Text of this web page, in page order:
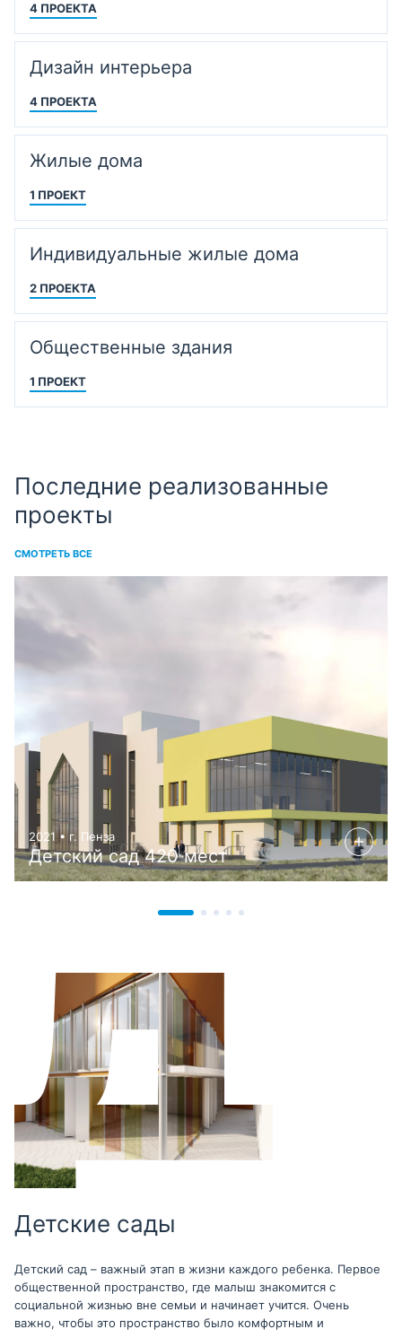
4 ПРОЕКТА
Дизайн интерьера
4 ПРОЕКТА
Жилые дома
1 ПРОЕКТ
Индивидуальные жилые дома
2 ПРОЕКТА
Общественные здания
1 ПРОЕКТ
Последние реализованные
проекты
СМОТРЕТЬ ВСЕ
2021 • г. Пенза
Детский сад 420 мест
Детские сады
Детский сад – важный этап в жизни каждого ребенка. Первое
общественной пространство, где малыш знакомится с
социальной жизнью вне семьи и начинает учится. Очень
важно, чтобы это пространство было комфортным и